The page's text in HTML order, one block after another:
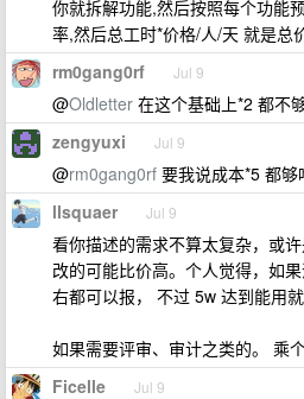
你就拆解功能,然后按照每个功能
率,然后总工时*价格/人/天 就是总
rm0gang0rf Jul 9
@Oldletter 在这个基础上*2 都不
zengyuxi Jul 9
@rm0gang0rf 要我说成本*5 都够
llsquaer Jul 9
看你描述的需求不算太复杂，或
改的可能比价高。个人觉得，如
右都可以报， 不过 5w 达到能用就
如果需要评审、审计之类的。 乘
Ficelle Jul 9